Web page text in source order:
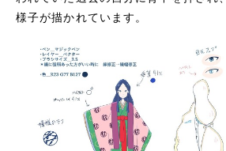
様子が描かれています。